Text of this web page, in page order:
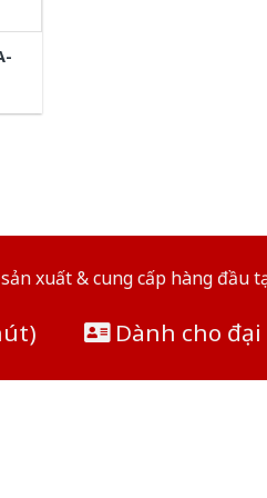
xuất & cung cấp hàng đầu
Dành cho đại